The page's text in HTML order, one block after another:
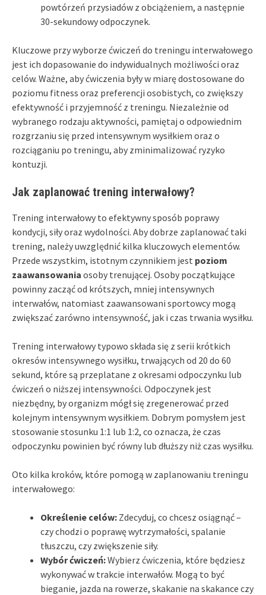
powtórzeń przysiadów z obciążeniem, a następnie
30-sekundowy odpoczynek.
Kluczowe przy wyborze ćwiczeń do treningu interwałowego
jest ich dopasowanie do indywidualnych możliwości oraz
celów. Ważne, aby ćwiczenia były w miarę dostosowane do
poziomu fitness oraz preferencji osobistych, co zwiększy
efektywność i przyjemność z treningu. Niezależnie od
wybranego rodzaju aktywności, pamiętaj o odpowiednim
rozgrzaniu się przed intensywnym wysiłkiem oraz o
rozciąganiu po treningu, aby zminimalizować ryzyko
kontuzji.
Jak zaplanować trening interwałowy?
Trening interwałowy to efektywny sposób poprawy
kondycji, siły oraz wydolności. Aby dobrze zaplanować taki
trening, należy uwzględnić kilka kluczowych elementów.
Przede wszystkim, istotnym czynnikiem jest poziom
zaawansowania osoby trenującej. Osoby początkujące
powinny zacząć od krótszych, mniej intensywnych
interwałów, natomiast zaawansowani sportowcy mogą
zwiększać zarówno intensywność, jak i czas trwania wysiłku.
Trening interwałowy typowo składa się z serii krótkich
okresów intensywnego wysiłku, trwających od 20 do 60
sekund, które są przeplatane z okresami odpoczynku lub
ćwiczeń o niższej intensywności. Odpoczynek jest
niezbędny, by organizm mógł się zregenerować przed
kolejnym intensywnym wysiłkiem. Dobrym pomysłem jest
stosowanie stosunku 1:1 lub 1:2, co oznacza, że czas
odpoczynku powinien być równy lub dłuższy niż czas wysiłku.
Oto kilka kroków, które pomogą w zaplanowaniu treningu
interwałowego:
Określenie celów: Zdecyduj, co chcesz osiągnąć –
czy chodzi o poprawę wytrzymałości, spalanie
tłuszczu, czy zwiększenie siły.
Wybór ćwiczeń:Wybierz ćwiczenia, które będziesz
wykonywać w trakcie interwałów. Mogą to być
bieganie, jazda na rowerze, skakanie na skakance czy